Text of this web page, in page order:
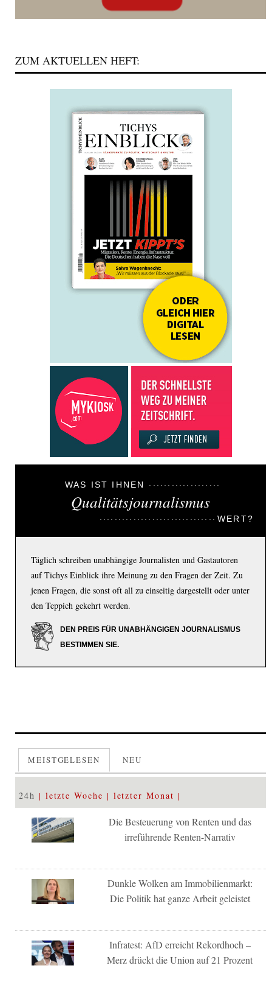
ZUM AKTUELLEN HEFT:
WAS IST IHNEN
Qualitätsjournalismus
WERT?
Täglich schreiben unabhängige Journalisten und Gastautoren
auf Tichys Einblick ihre Meinung zu den Fragen der Zeit. Zu
jenen Fragen, die sonst oft all zu einseitig dargestellt oder unter
den Teppich gekehrt werden.
DEN PREIS FÜR UNABHÄNGIGEN JOURNALISMUS
BESTIMMEN SIE.
MEISTGELESEN NEU
24h letzte Woche letzter Monat
Die Besteuerung von Renten und das
irreführende Renten-Narrativ
Dunkle Wolken am Immobilienmarkt:
Die Politik hat ganze Arbeit geleistet
Infratest: AfD erreicht Rekordhoch –
Merz drückt die Union auf 21 Prozent